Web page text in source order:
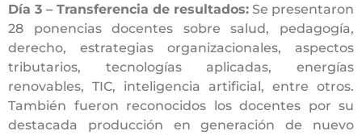
Día 3 – Transferencia de resultados: Se presentaron
28 ponencias docentes sobre salud, pedagogía,
derecho, estrategias organizacionales, aspectos
tributarios, tecnologías aplicadas, energías
renovables, TIC, inteligencia artificial, entre otros.
También fueron reconocidos los docentes por su
destacada producción en generación de nuevo